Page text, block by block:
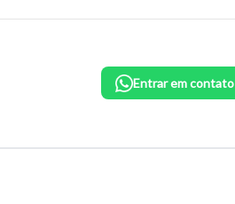
Entrar em contato